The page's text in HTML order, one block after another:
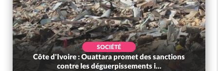
SOCIÉTÉ
Côte d'Ivoire : Ouattara promet des sanctions
contre les déguerpissements i...